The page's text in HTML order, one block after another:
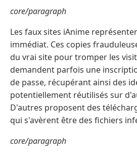
core/paragraph
Les faux sites iAnime
immédiat. Ces copies
du vrai site pour tromper les
demandent parfois une
de passe, récupérant ainsi des
potentiellement réutilisés sur
D'autres proposent des
qui s'avèrent être des fichiers
core/paragraph